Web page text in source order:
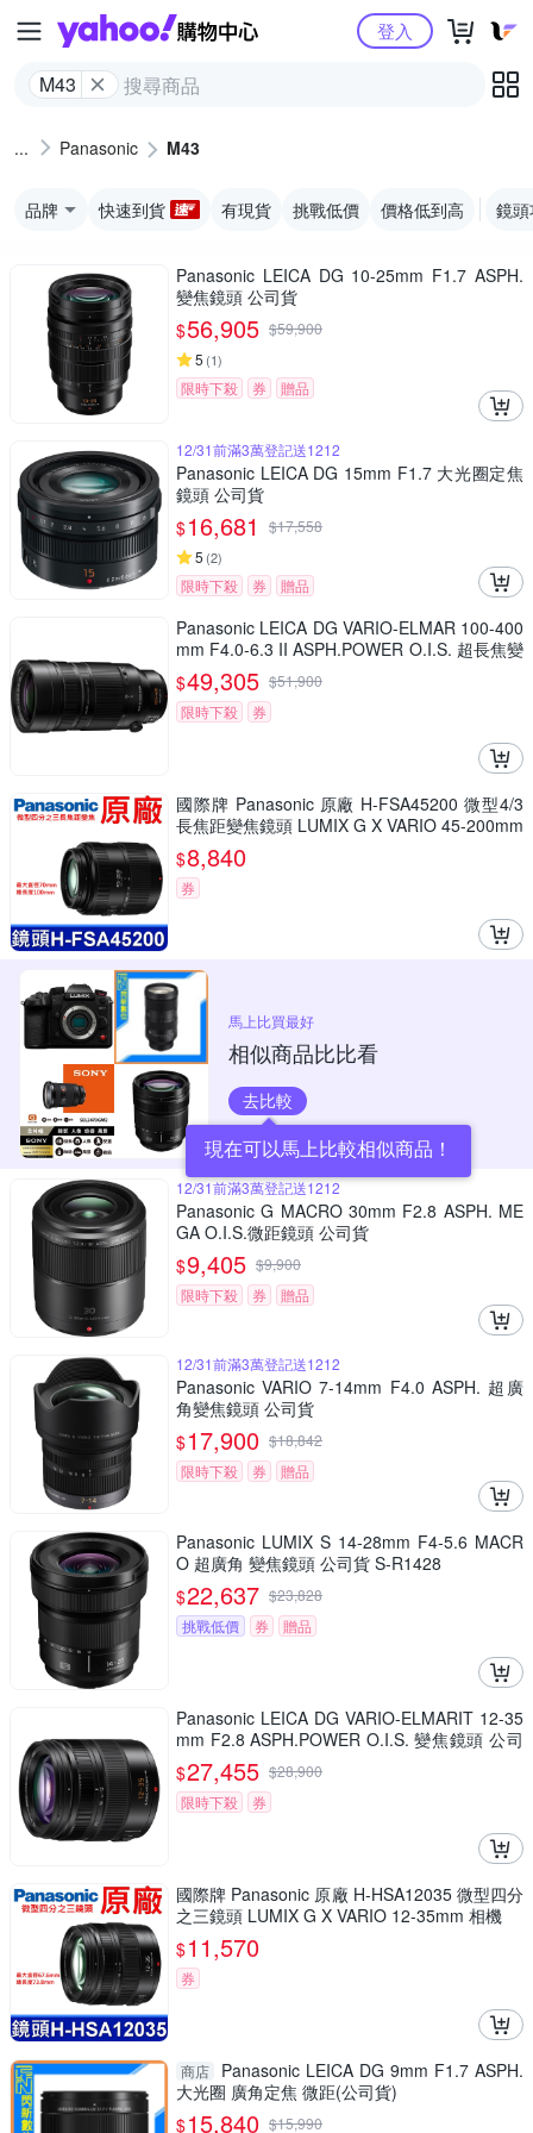
Yahoo購物中心
M43
登入
Panasonic M43
品牌 快速到貨 有現貨 挑戰低價 價格低到高 鏡
Panasonic LEICA DG 10-25mm F1.7 ASPH.
變焦鏡頭 公司貨
$56,905 $59,900
5 (1)
限時下殺 券 贈品
12/31前滿3萬登記送1212
Panasonic LEICA DG 15mm F1.7 大光圈定焦
鏡頭 公司貨
$16,681 $17,558
5 (2)
限時下殺 券 贈品
Panasonic LEICA DG VARIO-ELMAR 100-400
mm F4.0-6.3 II ASPH.POWER O.I.S. 超長焦變
焦鏡頭 公司貨 H-RSA100400G
$49,305 $51,900
限時下殺
券
國際牌 Panasonic 原廠 H-FSA45200 微型4/3
長焦距變焦鏡頭 LUMIX G X VARIO 45-200mm
單眼鏡頭 相機
$8,840
券
馬上比買最好
相似商品比比看
去比較
現在可以馬上比較相似商品！
12/31前滿3萬登記送1212
Panasonic G MACRO 30mm F2.8 ASPH. ME
GA O.I.S.微距鏡頭 公司貨
$9,405 $9,900
限時下殺
券 贈品
12/31前滿3萬登記送1212
Panasonic VARIO 7-14mm F4.0 ASPH. 超廣
角變焦鏡頭 公司貨
$17,900 $18,842
限時下殺
券 贈品
Panasonic LUMIX S 14-28mm F4-5.6 MACR
O 超廣角 變焦鏡頭 公司貨 S-R1428
$22,637 $23,828
挑戰低價
券 贈品
Panasonic LEICA DG VARIO-ELMARIT 12-35
mm F2.8 ASPH.POWER O.I.S. 變焦鏡頭 公司
貨 H-ES12035
$27,455 $28,900
限時下殺
券
國際牌 Panasonic 原廠 H-HSA12035 微型四分
之三鏡頭 LUMIX G X VARIO 12-35mm 相機
$11,570
券
商店
Panasonic LEICA DG 9mm F1.7 ASPH.
大光圈 廣角定焦 微距(公司貨)
$15,840 $15,990